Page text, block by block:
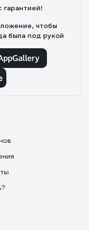
гарантией!
чтобы
была под рукой